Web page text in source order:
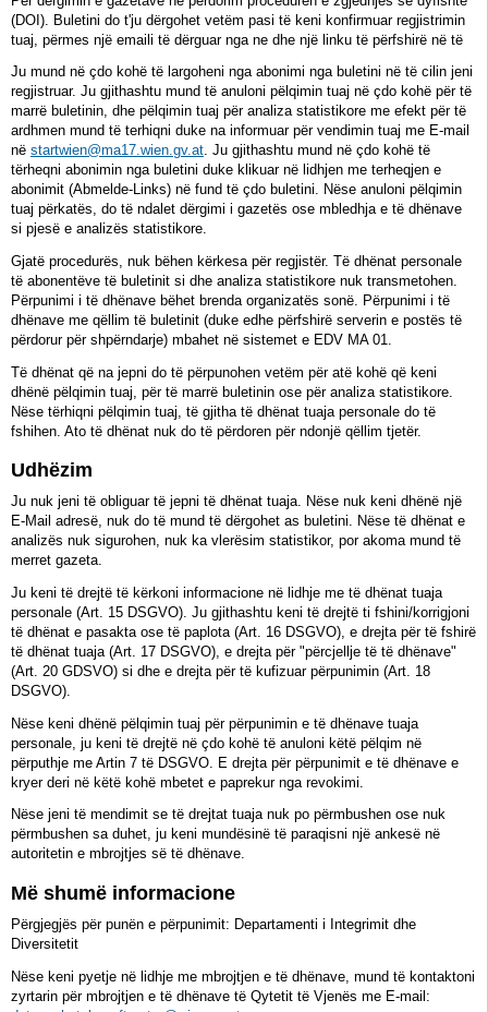
(DOI). Buletini do t'ju dërgohet vetëm pasi të keni konfirmuar regjistrimin
tuaj, përmes një emaili të dërguar nga ne dhe një linku të përfshirë në të
Ju mund në çdo kohë të largoheni nga abonimi nga buletini në të cilin jeni
regjistruar. Ju gjithashtu mund të anuloni pëlqimin tuaj në çdo kohë për të
marrë buletinin, dhe pëlqimin tuaj për analiza statistikore me efekt për të
ardhmen mund të terhiqni duke na informuar për vendimin tuaj me E-mail
në startwien@ma17.wien.gv.at. Ju gjithashtu mund në çdo kohë të
tërheqni abonimin nga buletini duke klikuar në lidhjen me terheqjen e
abonimit (Abmelde-Links) në fund të çdo buletini. Nëse anuloni pëlqimin
tuaj përkatës, do të ndalet dërgimi i gazetës ose mbledhja e të dhënave
si pjesë e analizës statistikore.
Gjatë procedurës, nuk bëhen kërkesa për regjistër. Të dhënat personale
të abonentëve të buletinit si dhe analiza statistikore nuk transmetohen.
Përpunimi i të dhënave bëhet brenda organizatës sonë. Përpunimi i të
dhënave me qëllim të buletinit (duke edhe përfshirë serverin e postës të
përdorur për shpërndarje) mbahet në sistemet e EDV MA 01.
Të dhënat që na jepni do të përpunohen vetëm për atë kohë që keni
dhënë pëlqimin tuaj, për të marrë buletinin ose për analiza statistikore.
Nëse tërhiqni pëlqimin tuaj, të gjitha të dhënat tuaja personale do të
fshihen. Ato të dhënat nuk do të përdoren për ndonjë qëllim tjetër.
Udhëzim
Ju nuk jeni të obliguar të jepni të dhënat tuaja. Nëse nuk keni dhënë një
E-Mail adresë, nuk do të mund të dërgohet as buletini. Nëse të dhënat e
analizës nuk sigurohen, nuk ka vlerësim statistikor, por akoma mund të
merret gazeta.
Ju keni të drejtë të kërkoni informacione në lidhje me të dhënat tuaja
personale (Art. 15 DSGVO). Ju gjithashtu keni të drejtë ti fshini/korrigjoni
të dhënat e pasakta ose të paplota (Art. 16 DSGVO), e drejta për të fshirë
të dhënat tuaja (Art. 17 DSGVO), e drejta për "përcjellje të të dhënave"
(Art. 20 GDSVO) si dhe e drejta për të kufizuar përpunimin (Art. 18
DSGVO).
Nëse keni dhënë pëlqimin tuaj për përpunimin e të dhënave tuaja
personale, ju keni të drejtë në çdo kohë të anuloni këtë pëlqim në
përputhje me Artin 7 të DSGVO. E drejta për përpunimit e të dhënave e
kryer deri në këtë kohë mbetet e paprekur nga revokimi.
Nëse jeni të mendimit se të drejtat tuaja nuk po përmbushen ose nuk
përmbushen sa duhet, ju keni mundësinë të paraqisni një ankesë në
autoritetin e mbrojtjes së të dhënave.
Më shumë informacione
Përgjegjës për punën e përpunimit: Departamenti i Integrimit dhe
Diversitetit
Nëse keni pyetje në lidhje me mbrojtjen e të dhënave, mund të kontaktoni
zyrtarin për mbrojtjen e të dhënave të Qytetit të Vjenës me E-mail: